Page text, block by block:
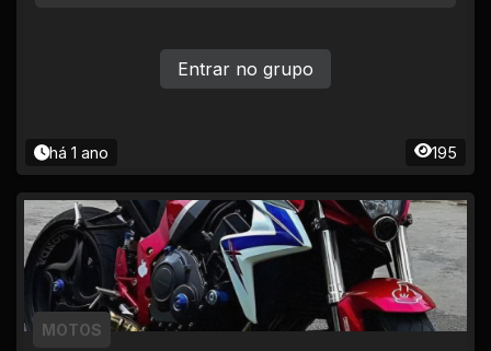
há 1 ano 195
Entrar no grupo
MOTOS